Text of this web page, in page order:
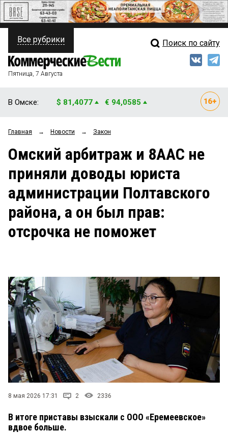
ПОЛИТИКА
ФИНАНСЫ
ОБЩЕСТВО
ЗАКОН
НОВОСТИ КОМПАНИЙ
ПРОИСШЕСТВИЯ
СТИЛЬ ЖИЗНИ
Свежий выпуск
Рейтинги
Блоги
Архив
Все рубрики Поиск по сайту
Пятница, 7 Августа
В Омске: $ 81,4077 € 94,0585
Главная → Новости → Закон
Омский арбитраж и 8ААС не
приняли доводы юриста
администрации Полтавского
района, а он был прав:
отсрочка не поможет
8 мая 2026 17:31 2 2336
В итоге приставы взыскали с ООО «Еремеевское»
вдвое больше.